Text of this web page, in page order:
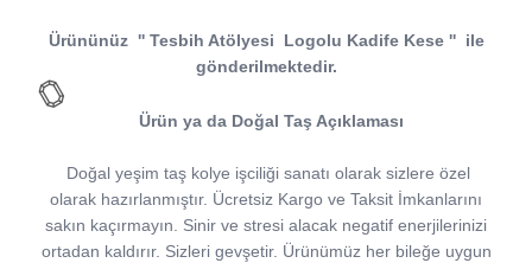
Ürününüz '' Tesbih Atölyesi Logolu Kadife Kese '' ile
gönderilmektedir.
Ürün ya da Doğal Taş Açıklaması
Doğal yeşim taş kolye işciliği sanatı olarak sizlere özel
olarak hazırlanmıştır. Ücretsiz Kargo ve Taksit İmkanlarını
sakın kaçırmayın. Sinir ve stresi alacak negatif enerjilerinizi
ortadan kaldırır. Sizleri gevşetir. Ürünümüz her bileğe uygun